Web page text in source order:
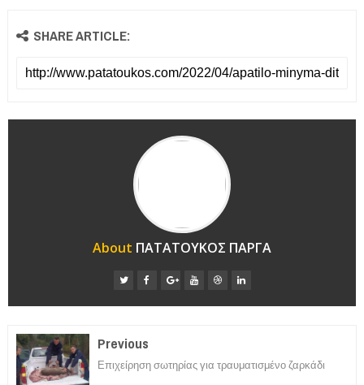
SHARE ARTICLE:
About ΠΑΤΑΤΟΥΚΟΣ ΠΑΡΓΑ
Previous
Επιχείρηση σωτηρίας για τραυματισμένο ζαρκάδι